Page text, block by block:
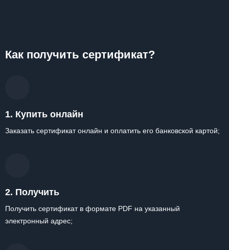
Как получить сертификат?
1. Купить онлайн
Заказать сертификат онлайн и оплатить его банковской картой;
2. Получить
Получить сертификат в формате PDF на указанный
электронный адрес;